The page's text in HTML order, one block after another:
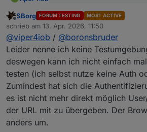
@sborg
Also hab mal noch ein
3.0.6 mit der
password funktionieren die
nicht mehr.
zum Beispiel friert ein.
Kann ich so bestätigen. Seit
iobroker SimpleAPI Adapters
funktioniert die
habe sie dann im Adapter
funktionierte dann erst mal
Offline
SBorg FORUM TESTING MOST ACTIVE
schrieb am 13. Apr. 2026, 11:50
zuletzt editiert von
@viper4iob / @boronsbruder
Leider nenne ich keine
deswegen kann ich nicht einfach
testen (ich selbst nutze keine Auth
Zumindest hat sich die
es ist nicht mehr direkt möglich
der URL mit zu übergeben. Der
anders um.